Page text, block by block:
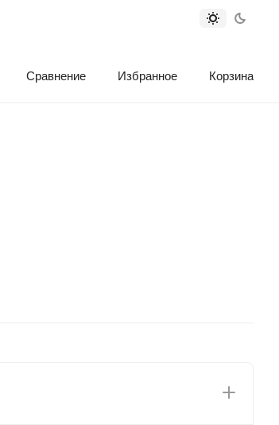
Сравнение Избранное Корзина